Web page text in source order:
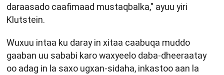
daraasado caafimaad mustaqbalka," ayuu yiri
Klutstein.
Wuxuu intaa ku daray in xitaa caabuqa muddo
gaaban uu sababi karo waxyeelo daba-dheeraatay
oo adag in la saxo ugxan-sidaha, inkastoo aan la